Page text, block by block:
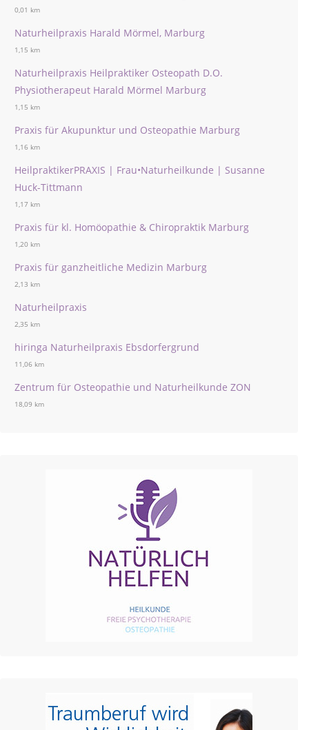
0,01 km
Naturheilpraxis Harald Mörmel, Marburg
1,15 km
Naturheilpraxis Heilpraktiker Osteopath D.O.
Physiotherapeut Harald Mörmel Marburg
1,15 km
Praxis für Akupunktur und Osteopathie Marburg
1,16 km
HeilpraktikerPRAXIS | Frau•Naturheilkunde​ | Susanne
Huck-Tittmann
1,17 km
Praxis für kl. Homöopathie & Chiropraktik Marburg
1,20 km
Praxis für ganzheitliche Medizin Marburg
2,13 km
Naturheilpraxis
2,35 km
hiringa Naturheilpraxis Ebsdorfergrund
11,06 km
Zentrum für Osteopathie und Naturheilkunde ZON
18,09 km